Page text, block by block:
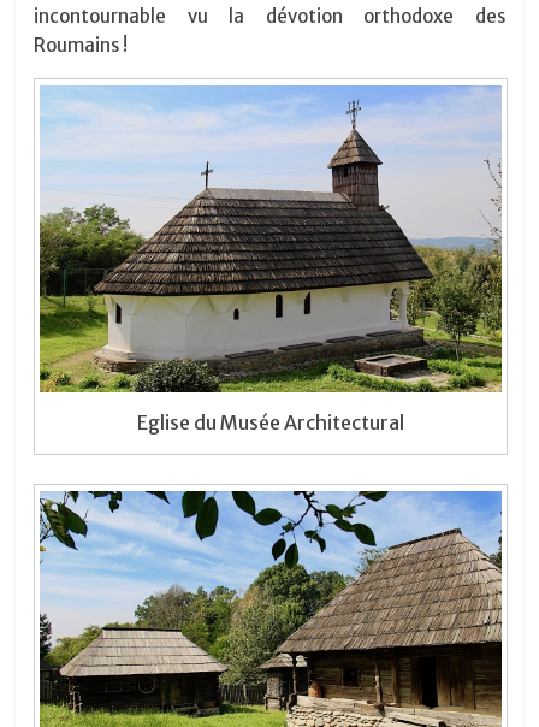
incontournable vu la dévotion orthodoxe des
Roumains !
Eglise du Musée Architectural